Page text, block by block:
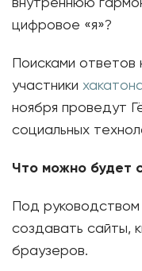
внутреннюю
цифровое «я»?
Поисками ответов
участники
ноября проведут
социальных
Что можно будет
Под руководством
создавать сайты,
браузеров.